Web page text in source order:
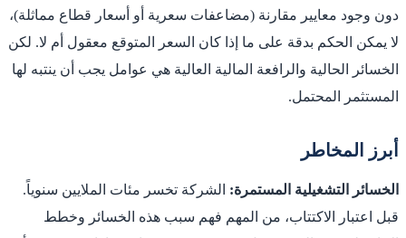
دون وجود معايير مقارنة (مضاعفات سعرية أو أسعار قطاع مماثلة)،
لا يمكن الحكم بدقة على ما إذا كان السعر المتوقع معقول أم لا. لكن
الخسائر الحالية والرافعة المالية العالية هي عوامل يجب أن ينتبه لها
المستثمر المحتمل.
أبرز المخاطر
الخسائر التشغيلية المستمرة: الشركة تخسر مئات الملايين سنوياً.
قبل اعتبار الاكتتاب، من المهم فهم سبب هذه الخسائر وخطط